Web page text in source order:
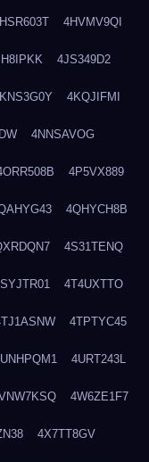
4HVMV9QI
4JS349D2
4KQJIFMI
4NNSAVOG
4P5VX889
4QHYCH8B
4S31TENQ
4T4UXTTO
4TPTYC45
4URT243L
4W6ZE1F7
4X7TT8GV